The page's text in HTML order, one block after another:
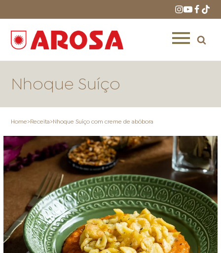
ONDE COMPRAR LOJAS AROSA
DISTRIBUIDORES E
REPRESENTANTES
Nhoque Suíço
Home>Receita>Nhoque Suíço com creme de abóbora